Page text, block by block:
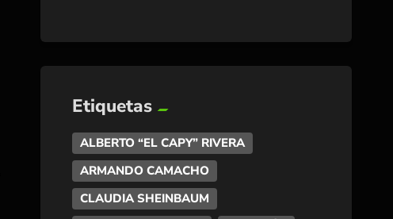
Etiquetas
ALBERTO “EL CAPY” RIVERA
ARMANDO CAMACHO
CLAUDIA SHEINBAUM